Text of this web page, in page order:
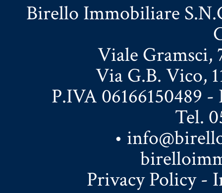
Birello Immobiliare
Viale Gramsci,
Via G.B. Vico,
P.IVA 06166150489
Tel.
•
Privacy Policy-